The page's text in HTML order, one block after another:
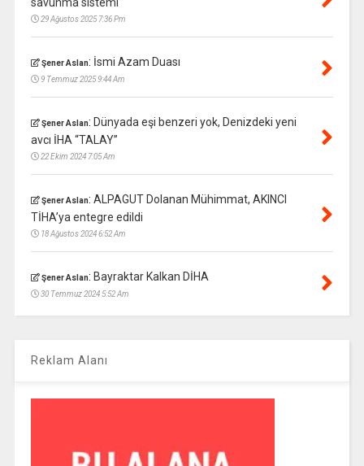
29 Ağustos 2025 7:36 Pm
Şener Aslan: İsmi Azam Duası
9 Temmuz 2025 9:44 Am
Şener Aslan: Dünyada eşi benzeri yok, Denizdeki yeni
avcı İHA “TALAY”
22 Ekim 2024 7:05 Am
Şener Aslan: ALPAGUT Dolanan Mühimmat, AKINCI
TİHA’ya entegre edildi
18 Ağustos 2024 6:52 Am
Şener Aslan: Bayraktar Kalkan DİHA
30 Temmuz 2024 5:52 Am
Reklam Alanı